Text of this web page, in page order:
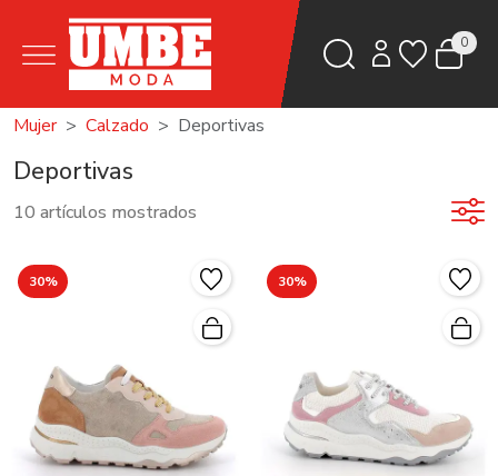
0
Mujer Calzado Deportivas
Deportivas
10 artículos mostrados
30% 30%